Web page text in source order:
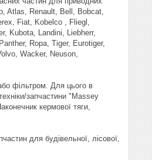
Atlas, Renault, Bell, Bobcat,
Fiat, Kobelco , Fliegl,
Kubota, Landini, Liebherr,
Ropa, Tiger, Eurotiger,
Wacker, Neuson,
фільтром. Для цього в
запчастини "Massey
кермової тяги,
для будівельної, лісової,